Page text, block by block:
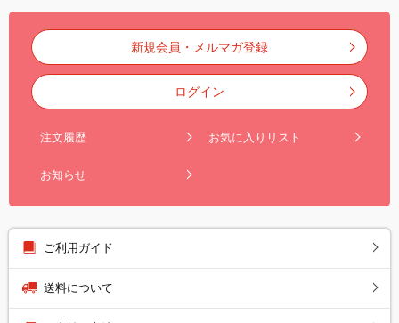
新規会員・メルマガ登録
ログイン
注文履歴 お気に入りリスト
お知らせ
ご利用ガイド
送料について